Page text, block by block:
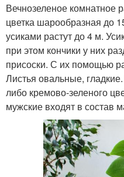
Вечнозеленое комнатное
цветка шарообразная до
усиками растут до 4 м.
при этом кончики у них
присоски. С их помощью
Листья овальные,
либо кремово-зеленого
мужские входят в состав